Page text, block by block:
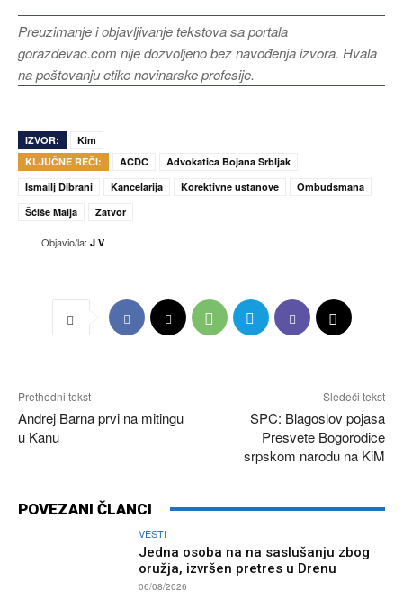
Preuzimanje i objavljivanje tekstova sa portala
gorazdevac.com nije dozvoljeno bez navođenja izvora. Hvala
na poštovanju etike novinarske profesije.
IZVOR:
Kim
KLJUČNE REČI:
ACDC
Advokatica Bojana Srbljak
Ismailj Dibrani
Kancelarija Korektivne ustanove
Ombudsmana
Šćiše Malja
Zatvor
Objavio/la: J V
Prethodni tekst
Andrej Barna prvi na mitingu
u Kanu
Sledeći tekst
SPC: Blagoslov pojasa
Presvete Bogorodice
srpskom narodu na KiM
POVEZANI ČLANCI
VESTI
Jedna osoba na na saslušanju zbog
oružja, izvršen pretres u Drenu
06/08/2026